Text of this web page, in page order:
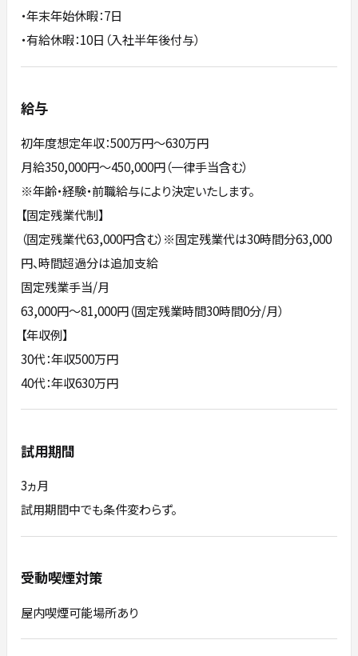
・年末年始休暇：7日
・有給休暇：10日（入社半年後付与）
給与
初年度想定年収：500万円〜630万円
月給350,000円～450,000円（一律手当含む）
※年齢・経験・前職給与により決定いたします。
【固定残業代制】
（固定残業代63,000円含む）※固定残業代は30時間分63,000
円、時間超過分は追加支給
固定残業手当/月
63,000円～81,000円（固定残業時間30時間0分/月）
【年収例】
30代：年収500万円
40代：年収630万円
試用期間
3ヵ月
試用期間中でも条件変わらず。
受動喫煙対策
屋内喫煙可能場所あり